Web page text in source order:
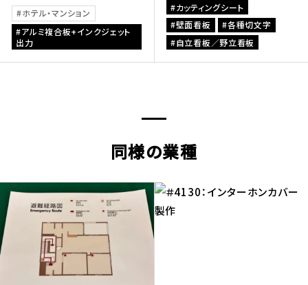
ホテル・マンション
アルミ複合板+インクジェット
出力
カッティングシート
壁面看板
各種切文字
自立看板／野立看板
同様の業種